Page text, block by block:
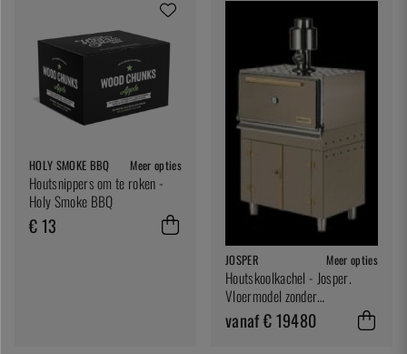
HOLY SMOKE BBQ Meer opties
Houtsnippers om te roken -
Holy Smoke BBQ
€ 13
JOSPER Meer opties
Houtskoolkachel - Josper.
Vloermodel zonder
warmhoudplaat
vanaf € 19480